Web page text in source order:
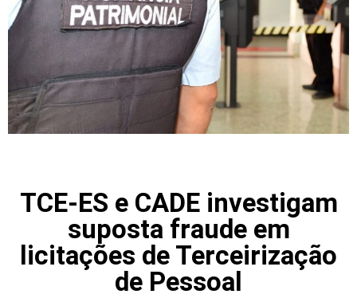
TCE-ES e CADE investigam
suposta fraude em
licitações de Terceirização
de Pessoal